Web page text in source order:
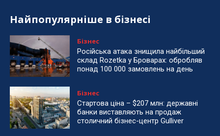
Найпопулярніше в бізнесі
Бізнес
Російська атака знищила найбільший
склад Rozetka у Броварах: обробляв
понад 100 000 замовлень на день
Бізнес
Стартова ціна – $207 млн: державні
банки виставляють на продаж
столичний бізнес-центр Gulliver